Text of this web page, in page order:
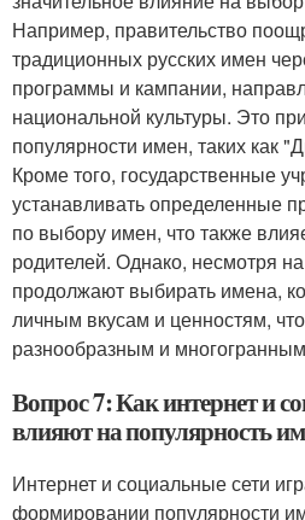
Например, правительство
традиционных русских имен
программы и кампании,
национальной культуры. Это
популярности имен, таких как
Кроме того, государственные
устанавливать определенные
по выбору имен, что также
родителей. Однако, несмотря
продолжают выбирать имена,
личным вкусам и ценностям,
разнообразным и
Вопрос 7: Как интернет и
влияют на популярность
Интернет и социальные сети
формировании популярности